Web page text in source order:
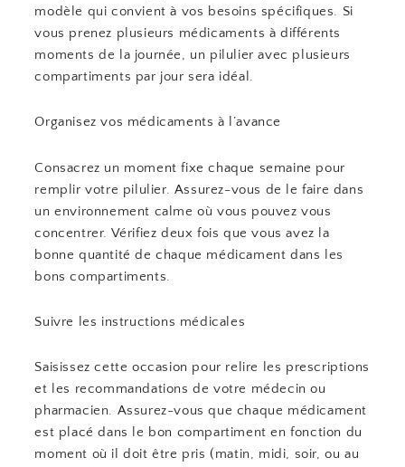
modèle qui convient à vos besoins spécifiques. Si
vous prenez plusieurs médicaments à différents
moments de la journée, un pilulier avec plusieurs
compartiments par jour sera idéal.
Organisez vos médicaments à l’avance
Consacrez un moment fixe chaque semaine pour
remplir votre pilulier. Assurez-vous de le faire dans
un environnement calme où vous pouvez vous
concentrer. Vérifiez deux fois que vous avez la
bonne quantité de chaque médicament dans les
bons compartiments.
Suivre les instructions médicales
Saisissez cette occasion pour relire les prescriptions
et les recommandations de votre médecin ou
pharmacien. Assurez-vous que chaque médicament
est placé dans le bon compartiment en fonction du
moment où il doit être pris (matin, midi, soir, ou au